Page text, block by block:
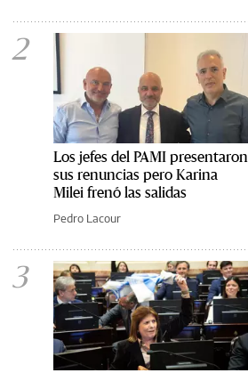
2
Los jefes del PAMI presentaron
sus renuncias pero Karina
Milei frenó las salidas
Pedro Lacour
3